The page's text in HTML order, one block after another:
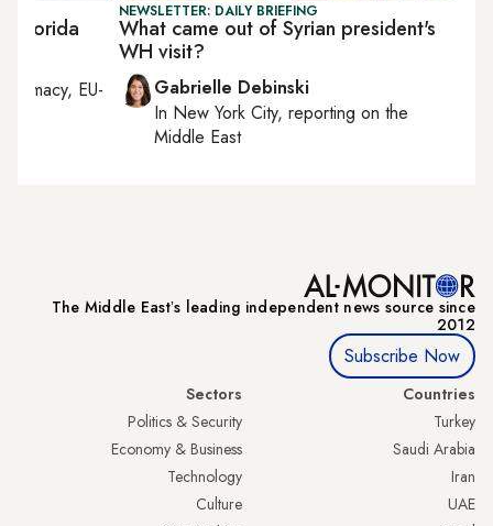
NEWSLETTER: DAILY BRIEFING
What came out of Syrian president's
WH visit?
Gabrielle Debinski
In New York City, reporting on the
Middle East
Florida
EU-
The Middle Eastʼs leading independent news source since
2012
Subscribe Now
Countries
Turkey
Saudi Arabia
Iran
UAE
Sectors
Politics & Security
Economy & Business
Technology
Culture